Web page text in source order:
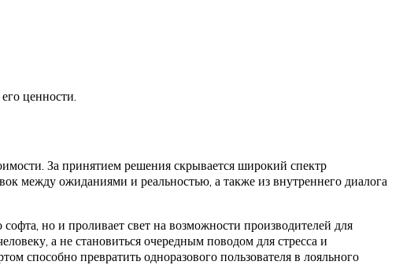
ценности.
За принятием решения скрывается широкий спектр
между ожиданиями и реальностью, а также из внутреннего диалога
но и проливает свет на возможности производителей для
а не становиться очередным поводом для стресса и
способно превратить одноразового пользователя в лояльного